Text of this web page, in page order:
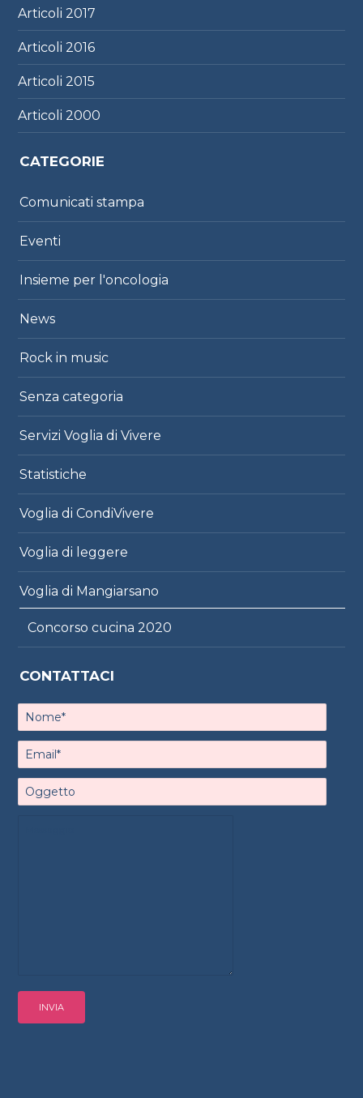
Articoli2017
Articoli2016
Articoli2015
Articoli2000
CATEGORIE
Comunicati stampa
Eventi
Insieme per l'oncologia
News
Rock in music
Senza categoria
Servizi Voglia di Vivere
Statistiche
Voglia di CondiVivere
Voglia di leggere
Voglia di Mangiarsano
Concorso cucina 2020
CONTATTACI